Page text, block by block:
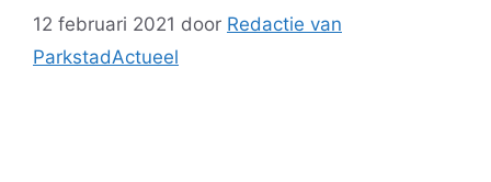
12 februari 2021 door Redactie van
ParkstadActueel